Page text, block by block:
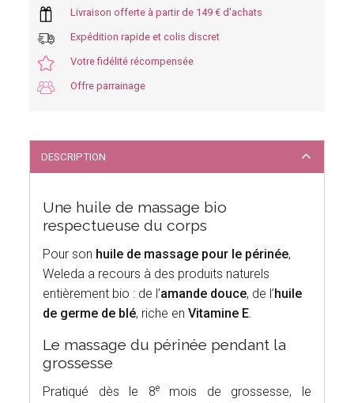
Livraison offerte à partir de 149 € d'achats
Expédition rapide et colis discret
Votre fidélité récompensée
Offre parrainage
DESCRIPTION
Une huile de massage bio
respectueuse du corps
Pour son huile de massage pour le périnée,
Weleda a recours à des produits naturels
entièrement bio : de l’amande douce, de l’huile
de germe de blé, riche en Vitamine E.
Le massage du périnée pendant la
grossesse
Pratiqué dès le 8emois de grossesse, le